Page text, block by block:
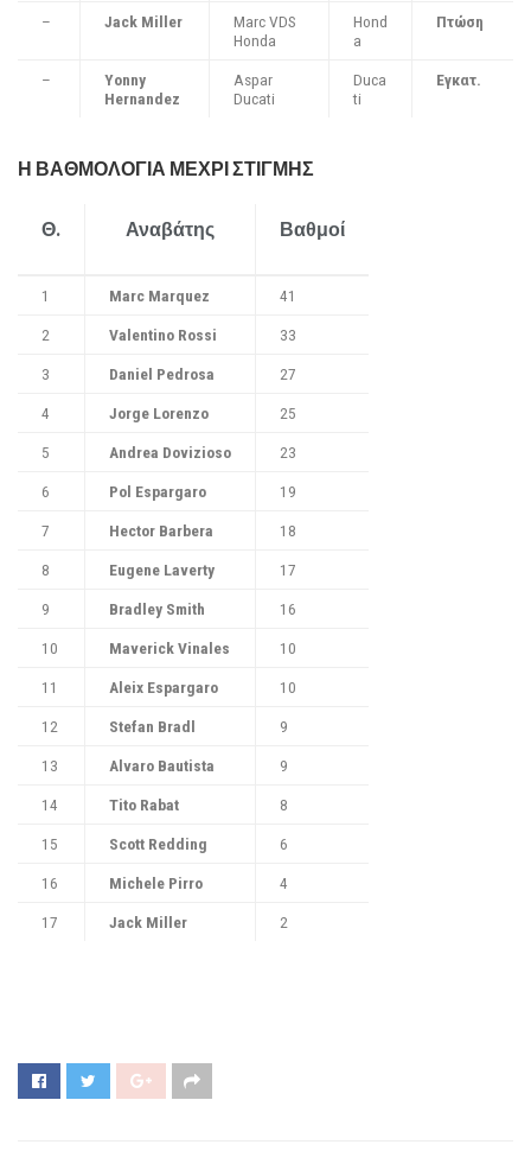
– Jack Miller
Marc VDS
Honda
Hond
a
Πτώση
–
Yonny
Hernandez
Aspar
Ducati
Duca
ti
Εγκατ.
Η ΒΑΘΜΟΛΟΓΙΑ ΜΕΧΡΙ ΣΤΙΓΜΗΣ
Θ. Αναβάτης Βαθμοί
1 Marc Marquez 41
2 Valentino Rossi 33
3 Daniel Pedrosa 27
4 Jorge Lorenzo 25
5 Andrea Dovizioso 23
6 Pol Espargaro 19
7 Hector Barbera 18
8 Eugene Laverty 17
9 Bradley Smith 16
10 Maverick Vinales 10
11 Aleix Espargaro 10
12 Stefan Bradl 9
13 Alvaro Bautista 9
14 Tito Rabat 8
15 Scott Redding 6
16 Michele Pirro 4
17 Jack Miller 2